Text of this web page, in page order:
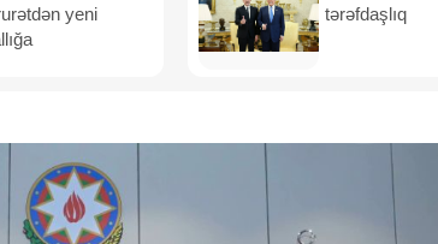
yeni
tərəfdaşlıq